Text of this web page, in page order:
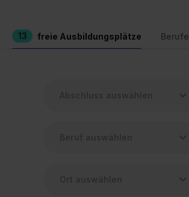
13 freie Ausbildungsplätze Berufe